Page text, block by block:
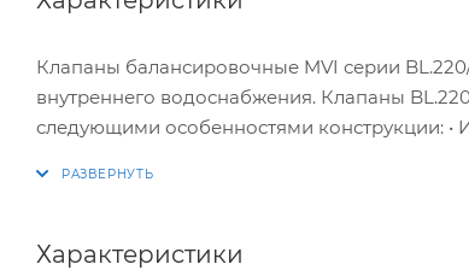
Клапаны балансировочные MVI серии
внутреннего водоснабжения. Клапаны
следующими особенностями конструкции: •
(ниппели можно приобрести и установить
Характеристики